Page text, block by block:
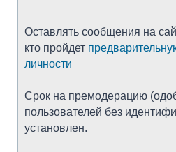
Оставлять сообщения на
кто пройдет
личности
Срок на премодерацию
пользователей без
установлен.